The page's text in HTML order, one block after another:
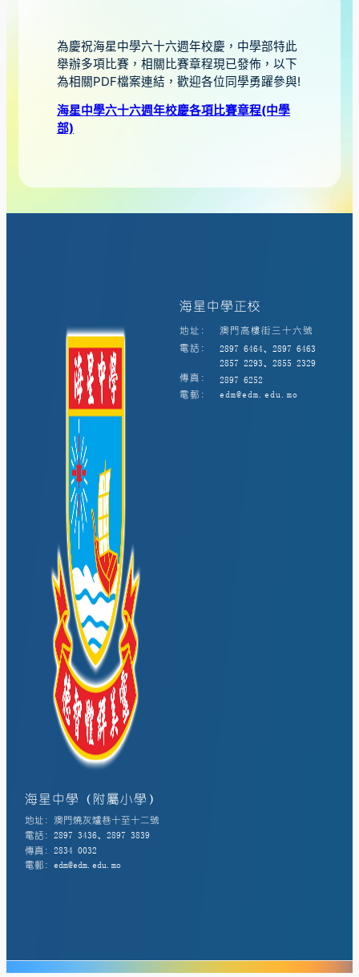
為慶祝海星中學六十六週年校慶，中學部特此
舉辦多項比賽，相關比賽章程現已發佈，以下
為相關PDF檔案連結，歡迎各位同學勇躍參與!
海星中學六十六週年校慶各項比賽章程(中學
部)
海星中學正校
地址:
澳門高樓街三十六號
電話:
2897 6464、2897 6463
2857 2293、2855 2329
傳真:
2897 6252
電郵:
edm@edm.edu.mo
海星中學（附屬小學）
地址: 澳門燒灰爐巷十至十二號
電話: 2897 3436、2897 3839
傳真: 2834 0032
電郵: edm@edm.edu.mo